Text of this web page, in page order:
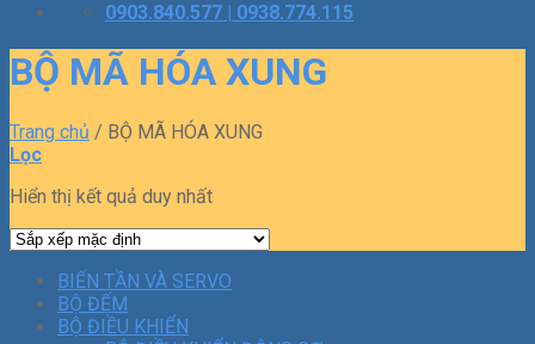
0903.840.577 | 0938.774.115
BỘ MÃ HÓA XUNG
Trang chủ / BỘ MÃ HÓA XUNG
Lọc
Hiển thị kết quả duy nhất
BIẾN TẦN VÀ SERVO
BỘ ĐẾM
BỘ ĐIỀU KHIỂN